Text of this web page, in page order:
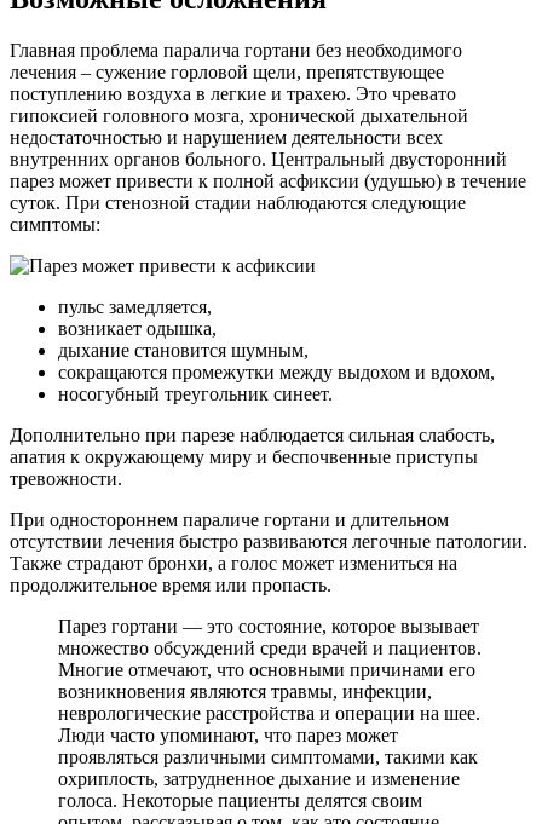
Главная проблема паралича гортани без необходимого
лечения – сужение горловой щели, препятствующее
поступлению воздуха в легкие и трахею. Это чревато
гипоксией головного мозга, хронической дыхательной
недостаточностью и нарушением деятельности всех
внутренних органов больного. Центральный двусторонний
парез может привести к полной асфиксии (удушью) в течение
суток. При стенозной стадии наблюдаются следующие
симптомы:
пульс замедляется,
возникает одышка,
дыхание становится шумным,
сокращаются промежутки между выдохом и вдохом,
носогубный треугольник синеет.
Дополнительно при парезе наблюдается сильная слабость,
апатия к окружающему миру и беспочвенные приступы
тревожности.
При одностороннем параличе гортани и длительном
отсутствии лечения быстро развиваются легочные патологии.
Также страдают бронхи, а голос может измениться на
продолжительное время или пропасть.
Парез гортани — это состояние, которое вызывает
множество обсуждений среди врачей и пациентов.
Многие отмечают, что основными причинами его
возникновения являются травмы, инфекции,
неврологические расстройства и операции на шее.
Люди часто упоминают, что парез может
проявляться различными симптомами, такими как
охриплость, затрудненное дыхание и изменение
голоса. Некоторые пациенты делятся своим